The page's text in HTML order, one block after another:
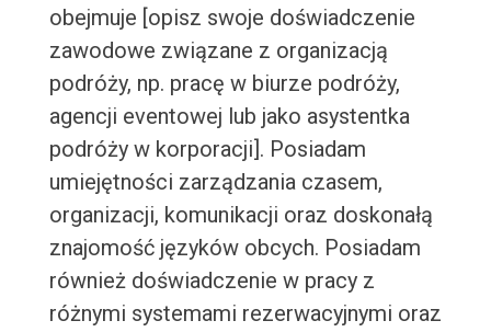
obejmuje [opisz swoje doświadczenie
zawodowe związane z organizacją
podróży, np. pracę w biurze podróży,
agencji eventowej lub jako asystentka
podróży w korporacji]. Posiadam
umiejętności zarządzania czasem,
organizacji, komunikacji oraz doskonałą
znajomość języków obcych. Posiadam
również doświadczenie w pracy z
różnymi systemami rezerwacyjnymi oraz